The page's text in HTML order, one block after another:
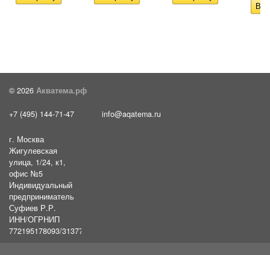
© 2026 Акватема.рф
+7 (495) 144-71-47 info@aqatema.ru
г. Москва
Жигулевская
улица, 1/24, к1,
офис №5
Индивидуальный
предприниматель
Суфиев Р.Р.
ИНН/ОГРНИП
772195178093/31377461610054